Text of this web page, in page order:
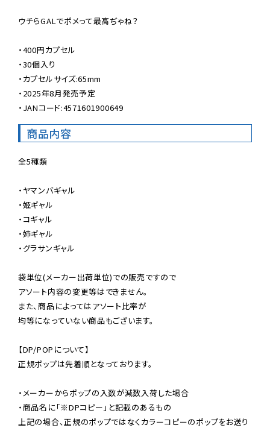
ウチらGALでポメって最高ぢゃね？
・400円カプセル
・30個入り
・カプセルサイズ:65mm
・2025年8月発売予定
・JANコード:4571601900649
商品内容
全5種類
・ヤマンバギャル
・姫ギャル
・コギャル
・姉ギャル
・グラサンギャル
袋単位(メーカー出荷単位)での販売ですので
アソート内容の変更等はできません。
また、商品によってはアソート比率が
均等になっていない商品もございます。
【DP/POPについて】
正規ポップは先着順となっております。
・メーカーからポップの入数が減数入荷した場合
・商品名に「※DPコピー」と記載のあるもの
上記の場合、正規のポップではなくカラーコピーのポップをお送り